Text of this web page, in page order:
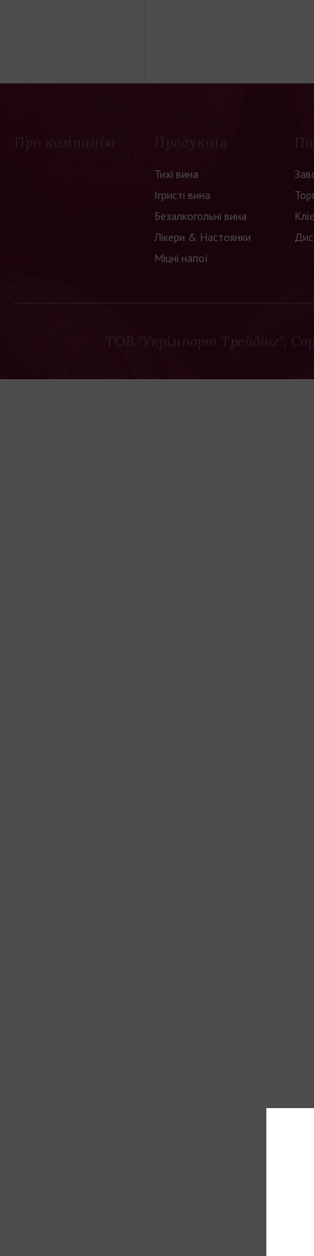
Про компанію Продукція
Тихі вина
Ігристі вина
Безалкогольні вина
Лікери & Настоянки
Міцні напої
ТОВ "Укрімпорт Трейдінг",